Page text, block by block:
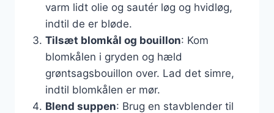
varm lidt olie og sautér løg og hvidløg,
indtil de er bløde.
Tilsæt blomkål og bouillon: Kom
blomkålen i gryden og hæld
grøntsagsbouillon over. Lad det simre,
indtil blomkålen er mør.
Blend suppen: Brug en stavblender til